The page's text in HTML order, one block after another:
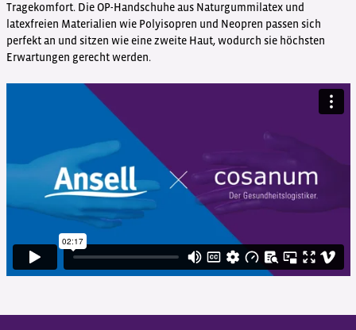
Tragekomfort. Die OP-Handschuhe aus Naturgummilatex und
latexfreien Materialien wie Polyisopren und Neopren passen sich
perfekt an und sitzen wie eine zweite Haut, wodurch sie höchsten
Erwartungen gerecht werden.